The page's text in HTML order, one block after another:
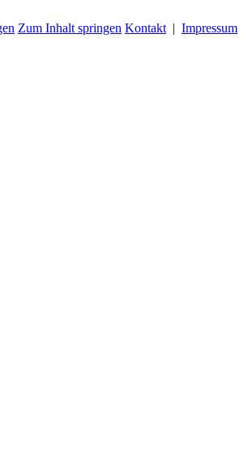
Zum Inhalt springen Kontakt | Impressum